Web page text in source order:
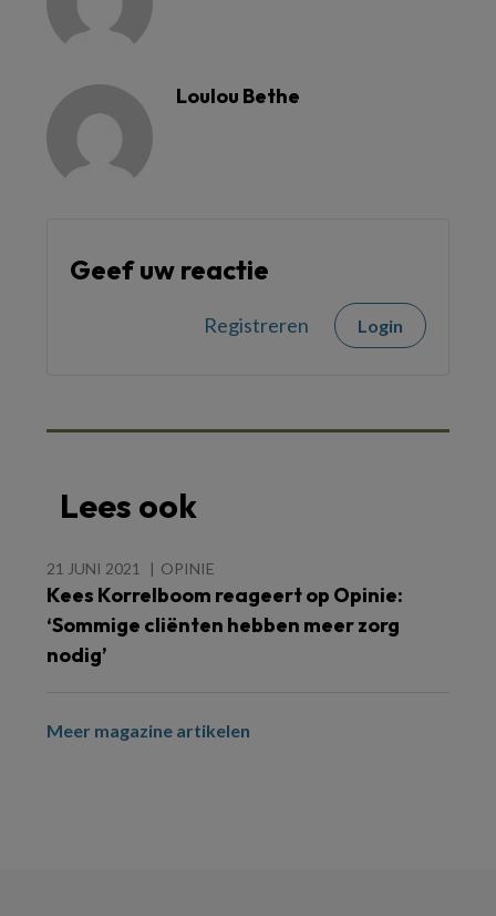
Loulou Bethe
Geef uw reactie
Registreren Login
Lees ook
21 JUNI 2021 OPINIE
Kees Korrelboom reageert op Opinie:
‘Sommige cliënten hebben meer zorg
nodig’
Meer magazine artikelen